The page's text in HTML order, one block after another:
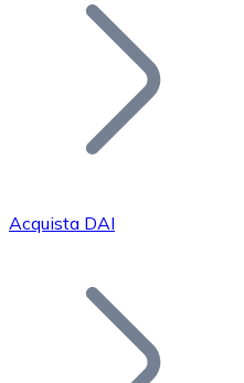
Aggiungi il token del
Bitcoin
Acquista DAI